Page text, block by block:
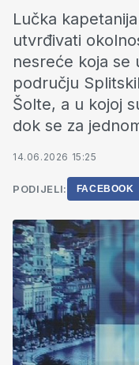
Lučka
utvrđivati
nesreće koja se
području
Šolte, a u kojoj
dok se za
14.06.2026 15:25
PODIJELI: FACEBOOK